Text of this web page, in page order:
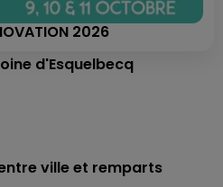
2026
d'Esquelbecq
ville et remparts